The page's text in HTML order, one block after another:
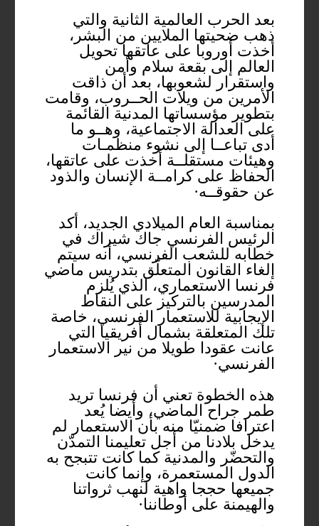
بعد الحرب العالمية الثانية والتي
ذهب ضحيتها الملايين من البشر،
أخذت أوروبا على عاتقها تحويل
العالم إلى بقعة سلام وأمن
واستقرار لشعوبها، بعد أن ذاقت
الأمرين من ويلات الحــروب، وقامت
بتطوير مؤسساتها المدنية القائمة
على العدالة الاجتماعية، وهــو ما
أدى تباعــا إلى نشوء منظمـات
وهيئات مستقلــة أخذت على عاتقها،
الحفاظ على كرامــة الإنسان والذود
عن حقوقــه·
بمناسبة العام الميلادي الجديد، أكد
الرئيس الفرنسي جاك شيراك في
خطابه للشعب الفرنسي، أنه سيتم
إلغاء القانون المتعلّق بتدريس ماضي
فرنسا الاستعماري، الذي يُلزم
المدرسين بالتركيز على النقاط
الإيجابية للاستعمار الفرنسي، خاصة
تلك المتعلقة بشمال أفريقيا التي
عانت عقودا طويلا من نير الاستعمار
الفرنسي·
هذه الخطوة تعني أن فرنسا تريد
طمر جراح الماضي، وأيضا يُعد
اعترافا ضمنيّا منه بأن الاستعمار لم
يدخل بلادنا من أجل تعليمنا التمدّن
والتحضّر والمدنية كما كانت تتبجح به
الدول المستعمرة، وإنما كانت
جميعها حججا واهية لنهب ثرواتنا
والهيمنة على أوطاننا·